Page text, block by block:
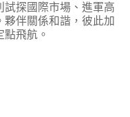
探國際市場、進軍高
夥伴關係和諧，彼此加
飛航。